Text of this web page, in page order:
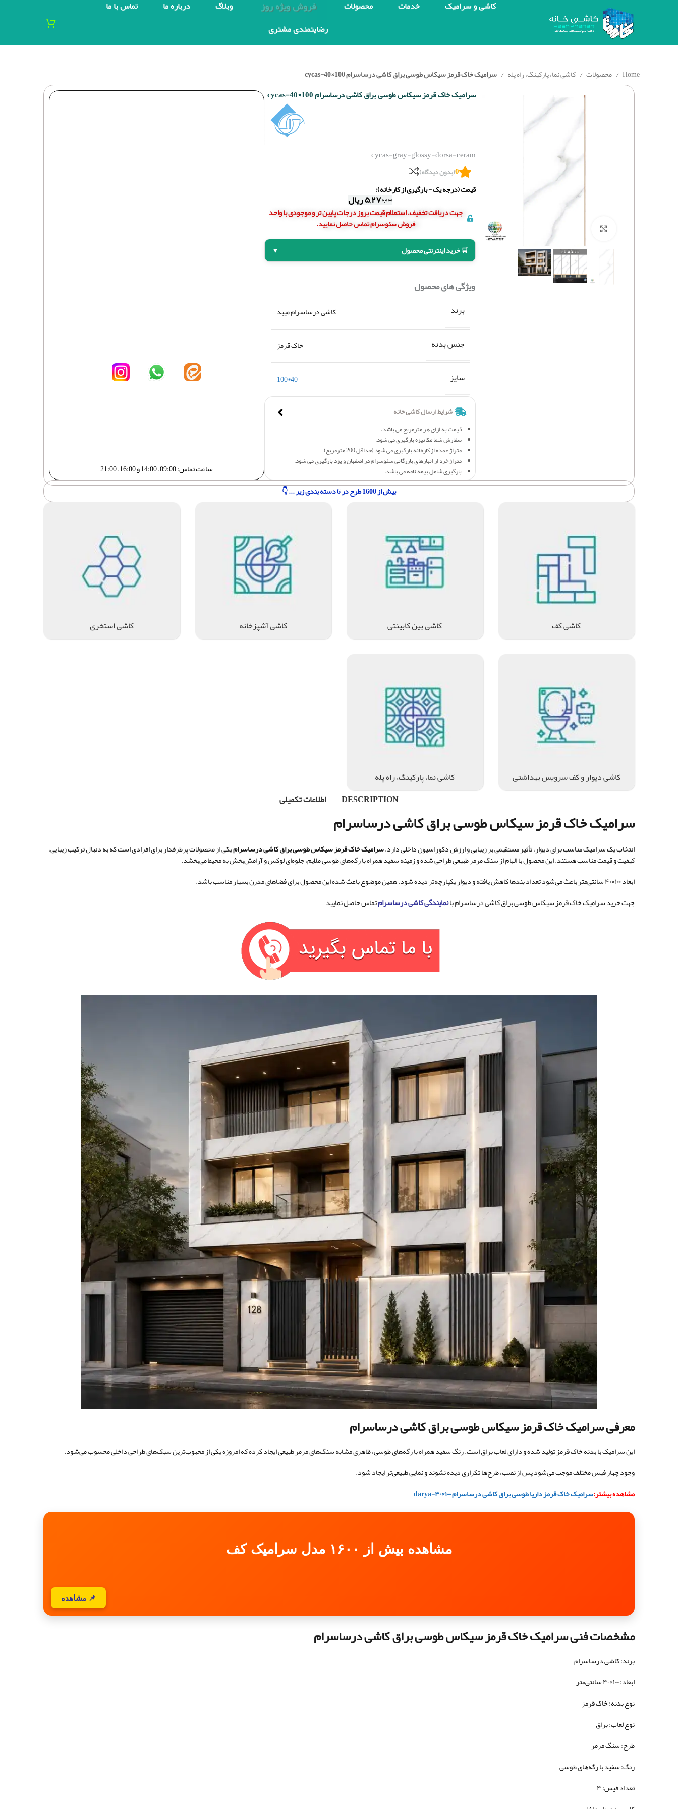
کاشی و سرامیک خدمات محصولات فروش ویژه روز وبلاگ درباره ما تماس با ما
رضایتمندی مشتری
Home محصولات کاشی نما، پارکینگ، راه پله سرامیک خاک قرمز سیکاس طوسی براق کاشی درساسرام 100×40-cycas
برای بزرگنمایی کلیک کنید
سرامیک خاک قرمز سیکاس طوسی براق کاشی درساسرام 100×40-cycas
cycas-gray-glossy-dorsa-ceram
0(بدون دیدگاه)
قیمت (درجه یک - بارگیری از کارخانه):
۵,۲۷۰,۰۰۰ریال
جهت دریافت تخفیف، استعلام قیمت بروز درجات پایین تر و موجودی با واحد
فروش سئوسرام تماس حاصل نمایید.
🛒 خرید اینترنتی محصول
▼
ویژگی های محصول
برند کاشی درساسرام میبد
جنس بدنه خاک قرمز
سایز 40*100
قیمت به ازای هر مترمربع می باشد.
سفارش شما مکانیزه بارگیری می شود.
متراژ عمده از کارخانه بارگیری می شود (حداقل 200 مترمربع)
متراژ خرد از انبارهای بازرگانی سئوسرام در اصفهان و یزد بارگیری می شود.
بارگیری شامل بیمه نامه می باشد.
شرایط ارسال کاشی خانه
ساعت تماس: 09:00 – 14:00 و 16:00 – 21:00
بیش از 1600 طرح در 6 دسته بندی زیر ... 👇
کاشی کف کاشی بین کابینتی کاشی آشپزخانه کاشی استخری
کاشی دیوار و کف سرویس بهداشتی
کاشی نما، پارکینگ، راه پله
DESCRIPTION
اطلاعات تکمیلی
سرامیک خاک قرمز سیکاس طوسی براق کاشی درساسرام
انتخاب یک سرامیک مناسب برای دیوار، تأثیر مستقیمی بر زیبایی و ارزش دکوراسیون داخلی دارد.سرامیک خاک قرمزسیکاس طوسی براق کاشی درساسرامیکی از محصولات پرطرفدار برای افرادی است که به دنبال ترکیب زیبایی،
کیفیت و قیمت مناسب هستند. این محصول با الهام از سنگ مرمر طبیعی طراحی شده و زمینه سفید همراه با رگه‌های طوسی ملایم، جلوه‌ای لوکس و آرامش‌بخش به محیط می‌بخشد.
ابعاد ۱۰۰×۴۰ سانتی‌متر باعث می‌شود تعداد بندها کاهش یافته و دیوار یکپارچه‌تر دیده شود. همین موضوع باعث شده این محصول برای فضاهای مدرن بسیار مناسب باشد.
جهت خرید سرامیک خاک قرمز سیکاس طوسی براق کاشی درساسرام بانمایندگی کاشی درساسرامتماس حاصل نمایید
معرفی سرامیک خاک قرمز سیکاس طوسی براق کاشی درساسرام
این سرامیک با بدنه خاک قرمز تولید شده و دارای لعاب براق است. رنگ سفید همراه با رگه‌های طوسی، ظاهری مشابه سنگ‌های مرمر طبیعی ایجاد کرده که امروزه یکی از محبوب‌ترین سبک‌های طراحی داخلی محسوب می‌شود.
وجود چهار فیس مختلف موجب می‌شود پس از نصب، طرح‌ها تکراری دیده نشوند و نمایی طبیعی‌تر ایجاد شود.
مشاهده بیشتر:سرامیک خاک قرمز داریا طوسی براق کاشی درساسرام ۱۰۰×۴۰-darya
مشاهده بیش از ۱۶۰۰ مدل سرامیک کف
📌 مشاهده
مشخصات فنی سرامیک خاک قرمز سیکاس طوسی براق کاشی درساسرام
برند: کاشی درساسرام
ابعاد: ۱۰۰×۴۰ سانتی‌متر
نوع بدنه: خاک قرمز
نوع لعاب: براق
طرح: سنگ مرمر
رنگ: سفید با رگه‌های طوسی
تعداد فیس: ۴